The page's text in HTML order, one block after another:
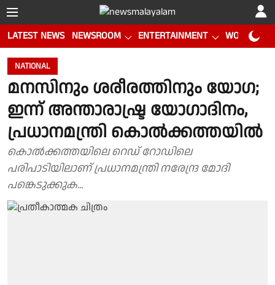
LATEST NEWS NEWSROOM ENTERTAINMENT WORLD CUP
NATIONAL
മനസിനും ശരീരത്തിനും യോഗ;
ഇന്ന് അന്താരാഷ്ട്ര യോഗാദിനം,
പ്രധാനമന്ത്രി കൊൽക്കത്തയിൽ
കൊൽക്കത്തയിലെ റെഡ് റോഡിലെ
പരിപാടിയിലാണ് പ്രധാനമന്ത്രി നരേന്ദ്ര മോദി
പങ്കെടുക്കുക...